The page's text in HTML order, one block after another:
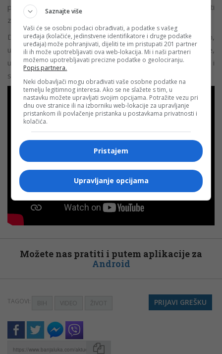
politika, lokalnih prioriteta i svakodnevne odgovornosti
zajednice.
Društvo koje prepoznaje sposobnosti osoba s invaliditetom,
uklanja prepreke i stvara prostor za njihovo aktivno učešće,
uključujući i pravo na rad, postaje humanije, pravednije i
snažnije društvo za sve.
Možete nas pratiti i putem aplikacije za
Android
TAGOVI: BIH VIDEO ŽIVOT PRIJAVI GREŠKU
Saznajte više
Vaši će se osobni podaci obrađivati, a podatke s vašeg
uređaja (kolačiće, jedinstvene identifikatore i druge podatke
uređaja) može pohranjivati, dijeliti te im pristupati 201 partner
ili ih može upotrebljavati ova web-lokacija. Mi i naši partneri
možemo upotrebljavati precizne podatke o geolociranju.
Popis partnera.
Neki dobavljači mogu obrađivati vaše osobne podatke na
temelju legitimnog interesa. Ako se ne slažete s tim, u
nastavku možete upravljati svojim opcijama. Potražite vezu pri
dnu ove stranice ili na izborniku web-lokacije za upravljanje
pristankom ili povlačenje pristanka u postavkama privatnosti i
kolačića.
Pristajem
Upravljanje opcijama